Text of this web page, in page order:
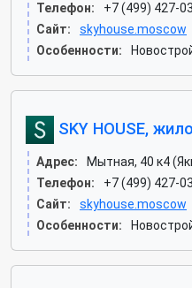
Телефон:
+7 (499) 427-
Сайт:
skyhouse.moscow
Особенности:
SKY HOUSE,
Адрес:
Мытная, 40 к4
Телефон:
+7 (499) 427-
Сайт:
skyhouse.moscow
Особенности: